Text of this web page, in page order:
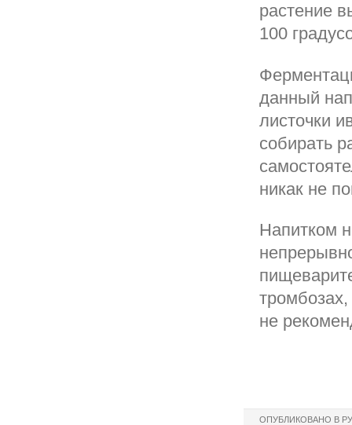
растение
100
данный
листочки
собирать
никак не
Напитком
не
ОПУБЛИКОВАНО В